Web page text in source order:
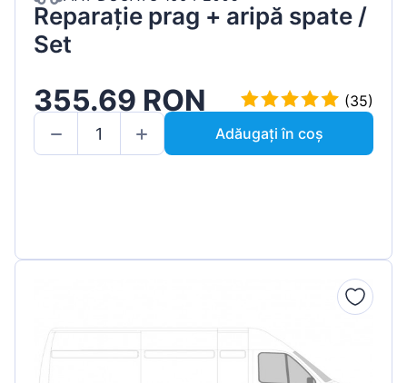
Reparație prag + aripă spate /
Set
355.69 RON
(35)
Adăugați în coș